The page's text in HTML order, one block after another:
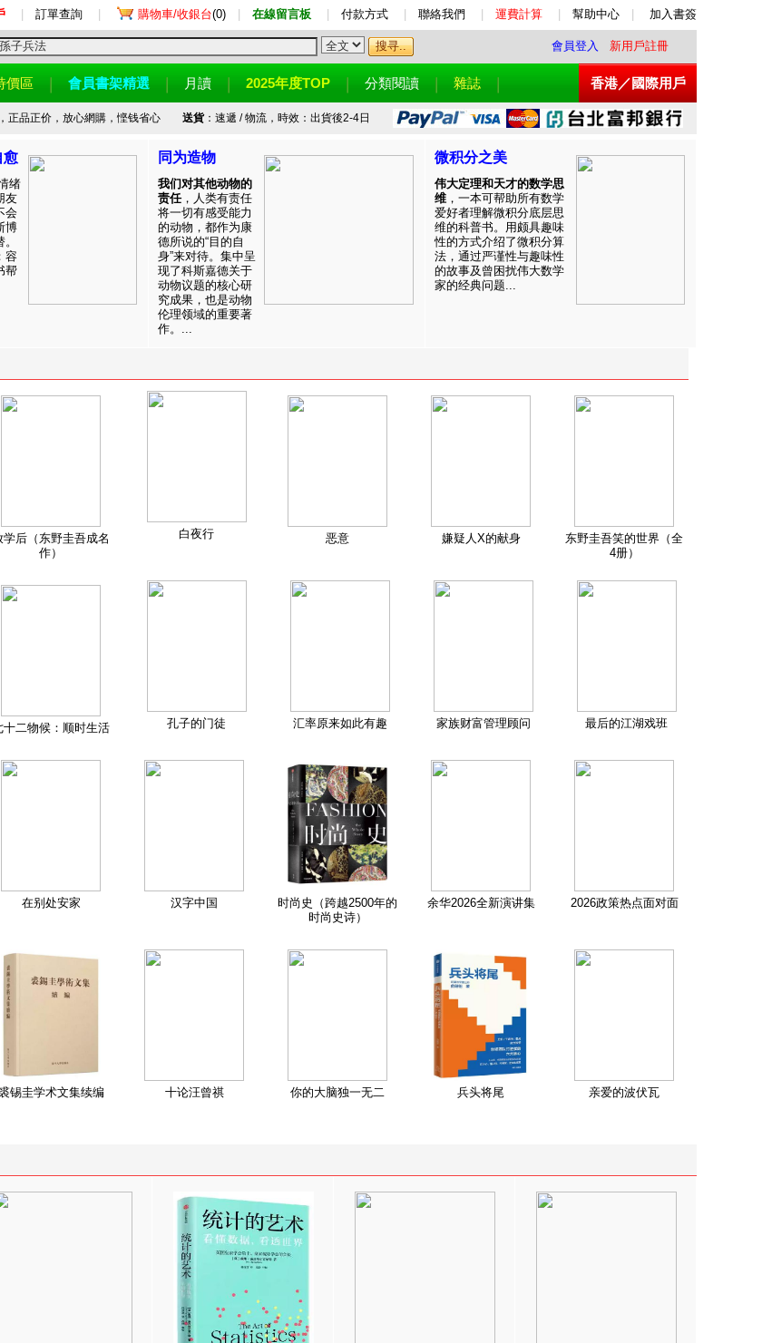
訂單查詢 購物車/收銀台(0) 在線留言板 付款方式 聯絡我們 運費計算 幫助中心 加入書簽
會員登入 新用戶註冊
價區 會員書架精選 月讀 2025年度TOP 分類閱讀 雜誌 香港／國際用戶
正品正价，放心網購，悭钱省心 送貨：速遞 / 物流，時效：出貨後2-4日
愈
绪
友
会
博
容
帮
同为造物
我们对其他动物的
责任，人类有责任
将一切有感受能力
的动物，都作为康
德所说的“目的自
身”来对待。集中呈
现了科斯嘉德关于
动物议题的核心研
究成果，也是动物
伦理领域的重要著
作。...
微积分之美
伟大定理和天才的数学思
维 ，一本可帮助所有数学
爱好者理解微积分底层思
维的科普书。用颇具趣味
性的方式介绍了微积分算
法，通过严谨性与趣味性
的故事及曾困扰伟大数学
家的经典问题...
学后（东野圭吾成名
作）
白夜行 恶意 嫌疑人X的献身
东野圭吾笑的世界（全
4册）
十二物候：顺时生活 孔子的门徒 汇率原来如此有趣 家族财富管理顾问 最后的江湖戏班
在别处安家 汉字中国
时尚史（跨越2500年的
时尚史诗）
余华2026全新演讲集 2026政策热点面对面
锡圭学术文集续编 十论汪曾祺 你的大脑独一无二 兵头将尾 亲爱的波伏瓦